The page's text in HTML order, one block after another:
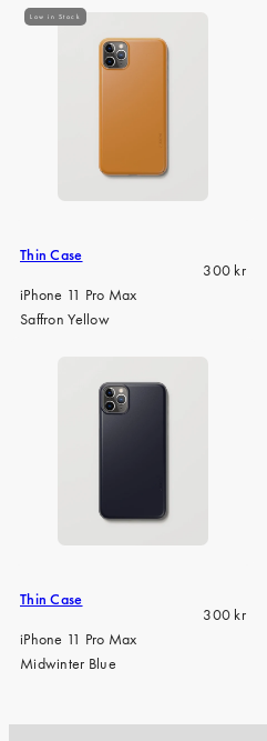
Low in Stock
Thin Case
Regular
300 kr
iPhone 11 Pro Max
Saffron Yellow
Thin Case
Regular
300 kr
iPhone 11 Pro Max
Midwinter Blue